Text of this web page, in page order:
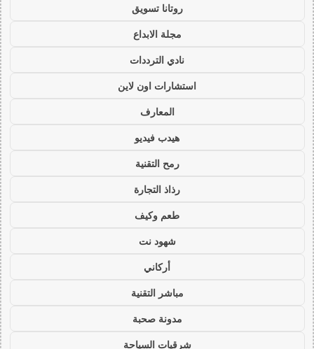
روتانا تسويق
مجلة الابداع
نادي الترددات
استشارات اون لاين
المعارف
هيدب فيديو
رمح التقنية
رذاذ التجارة
طعم وكيف
شهود نت
أركاني
مباشر التقنية
مدونة صحبة
شرقيات السياحة